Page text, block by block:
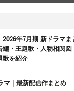
2026年7月期 新ドラマま
・主題歌・人物相関図
歌を紹介
マ｜最新配信作まとめ